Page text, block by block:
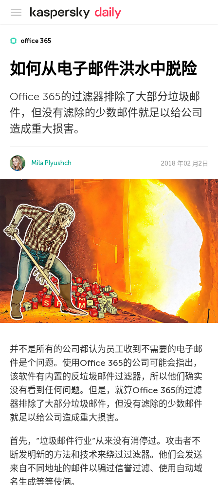
卡巴斯基官方博客
office 365
如何从电子邮件洪水中脱险
Office 365的过滤器排除了大部分垃圾邮
件，但没有滤除的少数邮件就足以给公司
造成重大损害。
Mila Plyushch 2018 年02 月2日
并不是所有的公司都认为员工收到不需要的电子邮
件是个问题。使用Office 365的公司可能会指出，
该软件有内置的反垃圾邮件过滤器，所以他们确实
没有看到任何问题。但是，就算Office 365的过滤
器排除了大部分垃圾邮件，但没有滤除的少数邮件
就足以给公司造成重大损害。
首先，”垃圾邮件行业”从来没有消停过。攻击者不
断发明新的方法和技术来绕过过滤器。他们会发送
来自不同地址的邮件以骗过信誉过滤、使用自动域
名生成等等伎俩。